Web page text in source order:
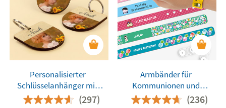
Personalisierter
Schlüsselanhänger mit
Foto
(297)
Armbänder für
Kommunionen und
Kinderfeste (236)